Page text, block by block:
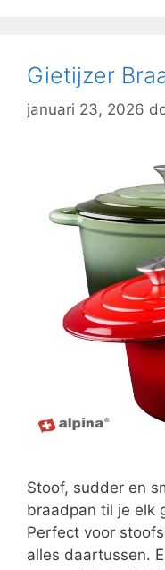
Gietijzer
januari 23, 2026
Stoof, sudder en
braadpan til je elk
Perfect voor
alles daartussen.